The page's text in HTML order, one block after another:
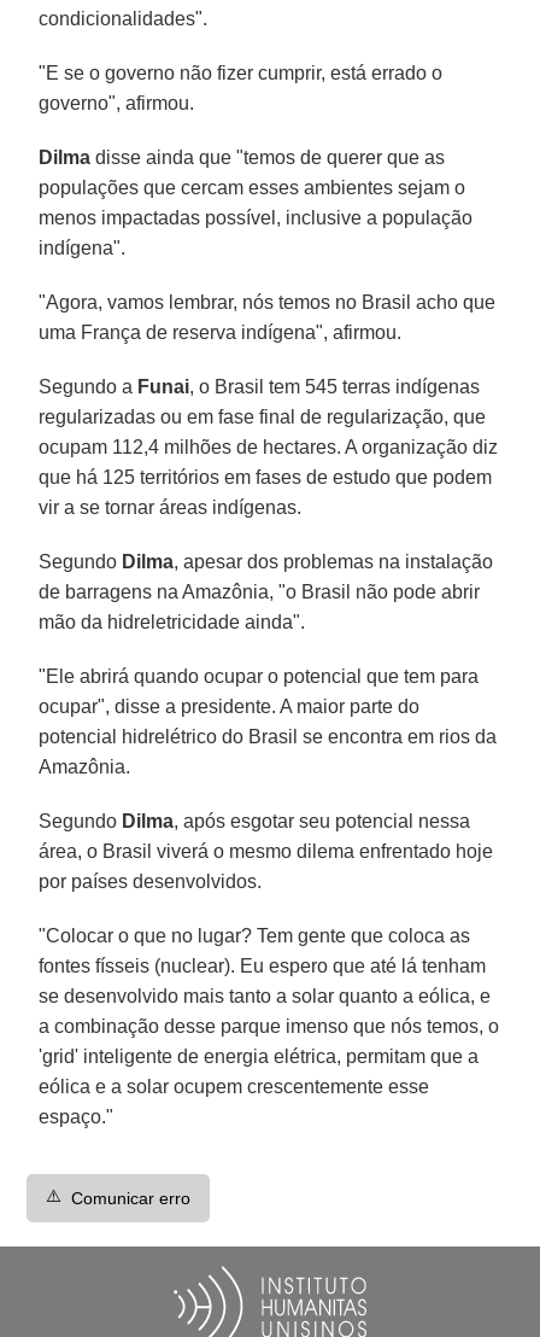
condicionalidades".
"E se o governo não fizer cumprir, está errado o
governo", afirmou.
Dilma disse ainda que "temos de querer que as
populações que cercam esses ambientes sejam o
menos impactadas possível, inclusive a população
indígena".
"Agora, vamos lembrar, nós temos no Brasil acho que
uma França de reserva indígena", afirmou.
Segundo a Funai, o Brasil tem 545 terras indígenas
regularizadas ou em fase final de regularização, que
ocupam 112,4 milhões de hectares. A organização diz
que há 125 territórios em fases de estudo que podem
vir a se tornar áreas indígenas.
Segundo Dilma, apesar dos problemas na instalação
de barragens na Amazônia, "o Brasil não pode abrir
mão da hidreletricidade ainda".
"Ele abrirá quando ocupar o potencial que tem para
ocupar", disse a presidente. A maior parte do
potencial hidrelétrico do Brasil se encontra em rios da
Amazônia.
Segundo Dilma, após esgotar seu potencial nessa
área, o Brasil viverá o mesmo dilema enfrentado hoje
por países desenvolvidos.
"Colocar o que no lugar? Tem gente que coloca as
fontes físseis (nuclear). Eu espero que até lá tenham
se desenvolvido mais tanto a solar quanto a eólica, e
a combinação desse parque imenso que nós temos, o
'grid' inteligente de energia elétrica, permitam que a
eólica e a solar ocupem crescentemente esse
espaço."
⚠️ Comunicar erro